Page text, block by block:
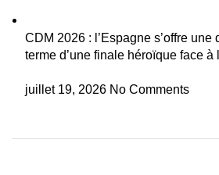
CDM 2026 : l’Espagne s’offre
terme d’une finale héroïque face à
juillet 19, 2026 No Comments